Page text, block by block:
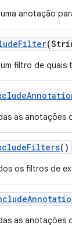
anotação
Filter
filtro de quais
as anotações
Filters()
os filtros de
as anotações